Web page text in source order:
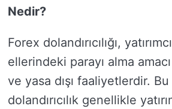
Nedir?
Forex dolandırıcılığı,
ellerindeki parayı alma
ve yasa dışı faaliyetlerdir.
dolandırıcılık genellikle